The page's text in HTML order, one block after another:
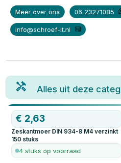
Meer over ons 06 23271085
info@schroef-it.nl
Alles uit deze
€ 2,63
Zeskantmoer DIN 934-8 M4 verzinkt
150 stuks
4 stuks op voorraad